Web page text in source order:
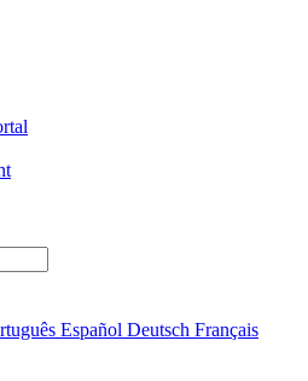
Español Deutsch Français